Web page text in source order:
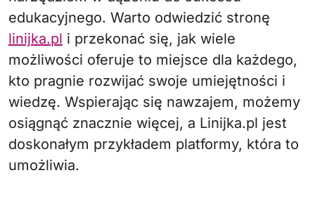
edukacyjnego. Warto odwiedzić stronę
linijka.pl i przekonać się, jak wiele
możliwości oferuje to miejsce dla każdego,
kto pragnie rozwijać swoje umiejętności i
wiedzę. Wspierając się nawzajem, możemy
osiągnąć znacznie więcej, a Linijka.pl jest
doskonałym przykładem platformy, która to
umożliwia.